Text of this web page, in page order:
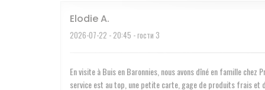
ElodieA
2026-07-22 - 20:45 - гости 3
En visite à Buis en Baronnies, nous avons dîné en famille
service est au top, une petite carte, gage de produits frais et